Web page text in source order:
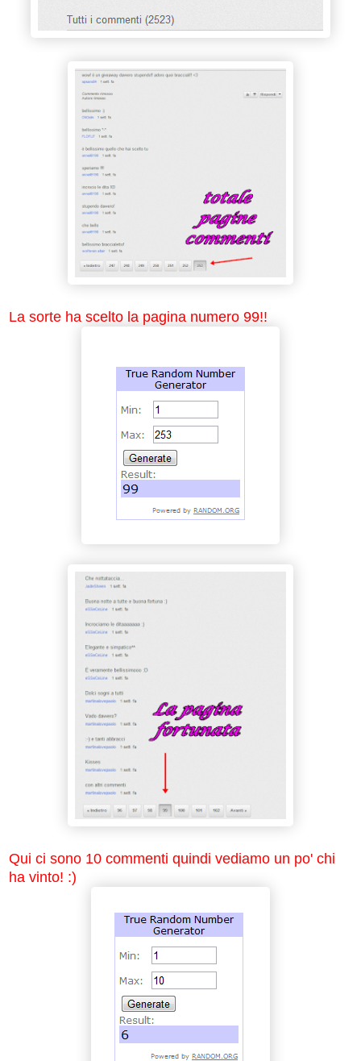
La sorte ha scelto la pagina numero 99!!
Qui ci sono 10 commenti quindi vediamo un po' chi
ha vinto! :)